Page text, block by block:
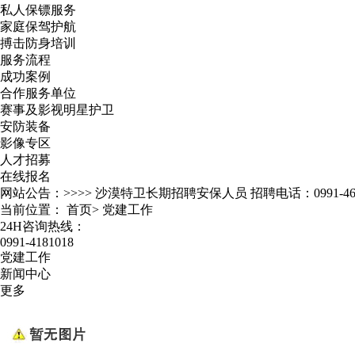
私人保镖服务
家庭保驾护航
搏击防身培训
服务流程
成功案例
合作服务单位
赛事及影视明星护卫
安防装备
影像专区
人才招募
在线报名
网站公告：>>>> 沙漠特卫长期招聘安保人员 招聘电话：0991-
当前位置： 首页> 党建工作
24H咨询热线：
0991-4181018
党建工作
新闻中心
更多